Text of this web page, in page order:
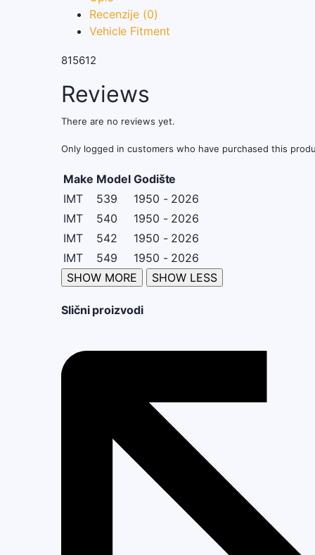
Recenzije (0)
Vehicle Fitment
815612
Reviews
There are no reviews yet.
Only logged in customers who have purchased this
Make Model Godište
IMT
539
1950 - 2026
IMT
540
1950 - 2026
IMT
542
1950 - 2026
IMT
549 1950 - 2026
Slični proizvodi